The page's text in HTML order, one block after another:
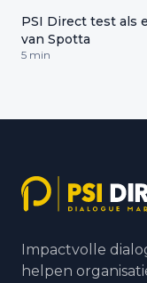
PSI Direct test als
van Spotta
5 min
Impactvolle
helpen